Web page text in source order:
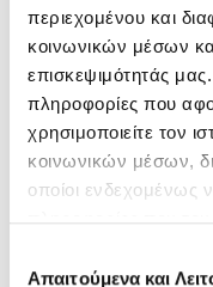
περιεχομένου και
κοινωνικών μέσων
επισκεψιμότητάς
πληροφορίες που
χρησιμοποιείτε τον
κοινωνικών μέσων,
οποίοι ενδεχομένως
των υπηρεσιών τους.
Απαιτούμενα και
Go to the
<< PREVIOUS